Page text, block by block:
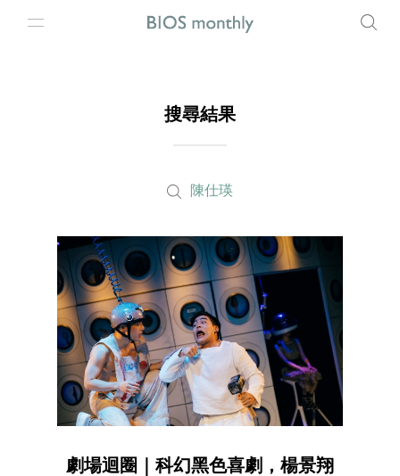
搜尋結果
陳仕瑛
劇場迴圈｜科幻黑色喜劇，楊景翔